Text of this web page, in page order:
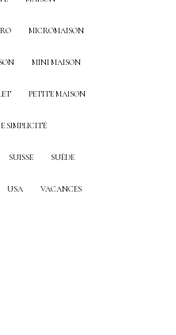
MICROMAISON
MINI MAISON
PETITE MAISON
SIMPLICITÉ
SUISSE SUÈDE
USA VACANCES